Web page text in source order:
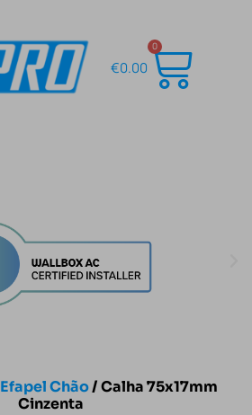
€0.00
0
Efapel Chão/ Calha 75x17mm
Cinzenta